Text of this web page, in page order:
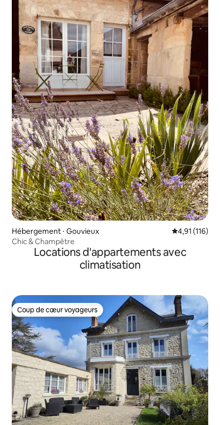
Hébergement ⋅ Gouvieux Évaluation
4,91 (116)
Chic & Champêtre
Locations d'appartements avec
climatisation
Coup de cœur voyageurs
Coup de cœur voyageurs